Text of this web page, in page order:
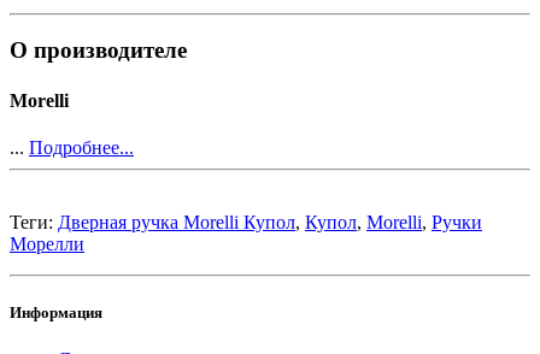
О производителе
Morelli
... Подробнее...
Теги: Дверная ручка Morelli Купол, Купол, Morelli, Ручки
Морелли
Информация